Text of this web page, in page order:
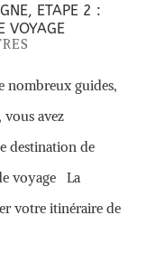
ETAPE 2 :
VOYAGE
nombreux guides,
vous avez
destination de
voyage La
votre itinéraire de